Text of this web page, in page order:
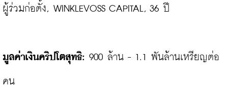
ผู้ร่วมก่อตั้ง, WINKLEVOSS CAPITAL, 36 ปี
มูลค่าเงินคริปโตสุทธิ: 900 ล้าน - 1.1 พันล้านเหรียญต่อ
คน